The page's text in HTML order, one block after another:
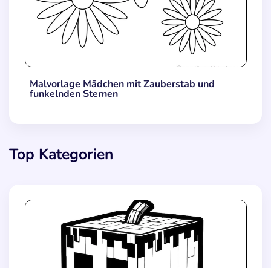
Malvorlage Mädchen mit Zauberstab und
funkelnden Sternen
Top Kategorien